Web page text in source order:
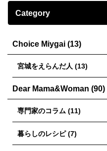
Category
Choice Miygai (13)
宮城をえらんだ人 (13)
Dear Mama&Woman (90)
専門家のコラム (11)
暮らしのレシピ (7)